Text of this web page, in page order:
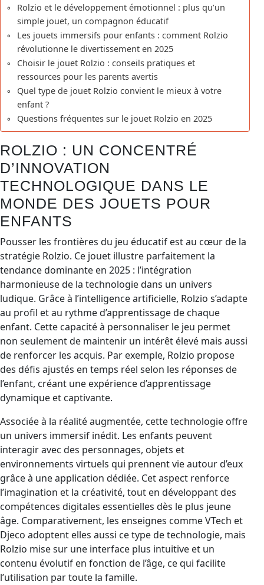
Rolzio et le développement émotionnel : plus qu’un
simple jouet, un compagnon éducatif
Les jouets immersifs pour enfants : comment Rolzio
révolutionne le divertissement en 2025
Choisir le jouet Rolzio : conseils pratiques et
ressources pour les parents avertis
Quel type de jouet Rolzio convient le mieux à votre
enfant ?
Questions fréquentes sur le jouet Rolzio en 2025
ROLZIO : UN CONCENTRÉ
D’INNOVATION
TECHNOLOGIQUE DANS LE
MONDE DES JOUETS POUR
ENFANTS
Pousser les frontières du jeu éducatif est au cœur de la
stratégie Rolzio. Ce jouet illustre parfaitement la
tendance dominante en 2025 : l’intégration
harmonieuse de la technologie dans un univers
ludique. Grâce à l’intelligence artificielle, Rolzio s’adapte
au profil et au rythme d’apprentissage de chaque
enfant. Cette capacité à personnaliser le jeu permet
non seulement de maintenir un intérêt élevé mais aussi
de renforcer les acquis. Par exemple, Rolzio propose
des défis ajustés en temps réel selon les réponses de
l’enfant, créant une expérience d’apprentissage
dynamique et captivante.
Associée à la réalité augmentée, cette technologie offre
un univers immersif inédit. Les enfants peuvent
interagir avec des personnages, objets et
environnements virtuels qui prennent vie autour d’eux
grâce à une application dédiée. Cet aspect renforce
l’imagination et la créativité, tout en développant des
compétences digitales essentielles dès le plus jeune
âge. Comparativement, les enseignes comme VTech et
Djeco adoptent elles aussi ce type de technologie, mais
Rolzio mise sur une interface plus intuitive et un
contenu évolutif en fonction de l’âge, ce qui facilite
l’utilisation par toute la famille.